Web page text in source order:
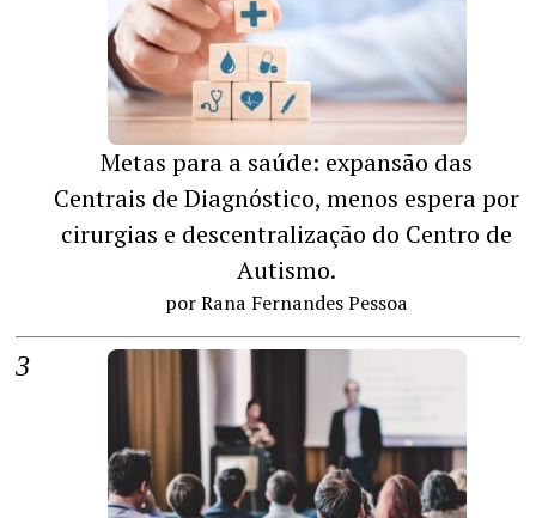
Metas para a saúde: expansão das
Centrais de Diagnóstico, menos espera por
cirurgias e descentralização do Centro de
Autismo.
por Rana Fernandes Pessoa